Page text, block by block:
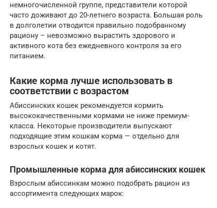
немногочисленной группе, представители которой
часто доживают до 20-летнего возраста. Большая роль
в долголетии отводится правильно подобранному
рациону – невозможно вырастить здорового и
активного кота без ежедневного контроля за его
питанием.
Какие корма лучше использовать в
соответствии с возрастом
Абиссинских кошек рекомендуется кормить
высококачественными кормами не ниже премиум-
класса. Некоторые производители выпускают
подходящие этим кошкам корма — отдельно для
взрослых кошек и котят.
Промышленные корма для абиссинских кошек
Взрослым абиссинкам можно подобрать рацион из
ассортимента следующих марок: